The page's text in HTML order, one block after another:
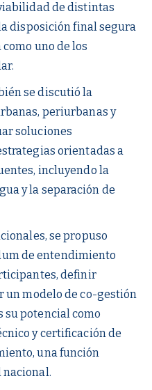
de distintas
disposición final segura
uno de los
se discutió la
periurbanas y
soluciones
orientadas a
incluyendo la
y la separación de
se propuso
de entendimiento
definir
un modelo de co-gestión
su potencial como
y certificación de
una función
nacional.